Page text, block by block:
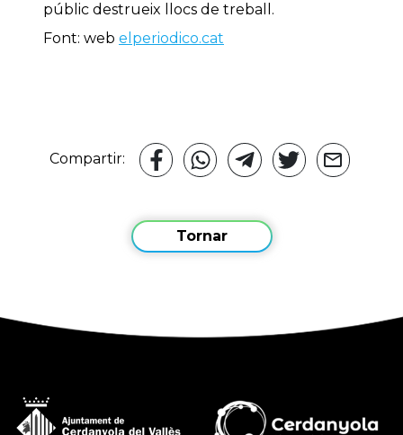
públic destrueix llocs de treball.
Font: web elperiodico.cat
Compartir:
Tornar